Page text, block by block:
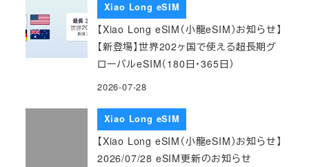
Xiao Long eSIM
【Xiao Long eSIM（小龍eSIM）お知らせ】
【新登場】世界202ヶ国で使える超長期グ
ローバルeSIM（180日・365日）
2026-07-28
Xiao Long eSIM
【Xiao Long eSIM（小龍eSIM）お知らせ】
2026/07/28 eSIM更新のお知らせ